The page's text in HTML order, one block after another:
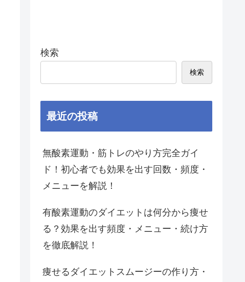
検索
検索
最近の投稿
無酸素運動・筋トレのやり方完全ガイ
ド！初心者でも効果を出す回数・頻度・
メニューを解説！
有酸素運動のダイエットは何分から痩せ
る？効果を出す頻度・メニュー・続け方
を徹底解説！
痩せるダイエットスムージーの作り方・